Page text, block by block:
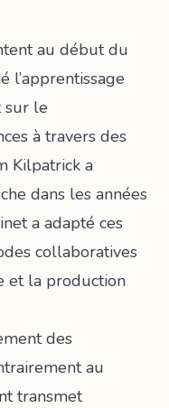
au début du
l’apprentissage
sur le
à travers des
Kilpatrick a
dans les années
a adapté ces
collaboratives
et la production
des
au
transmet